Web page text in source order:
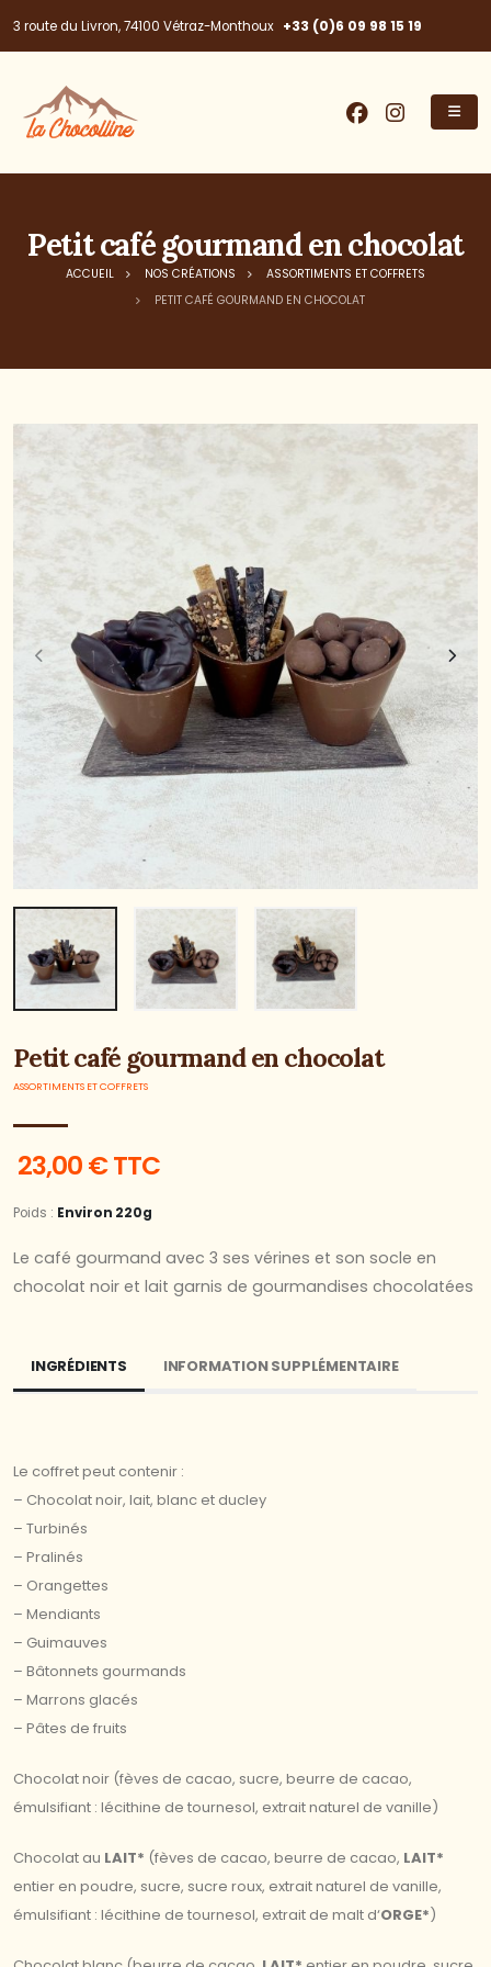
3 route du Livron, 74100 Vétraz-Monthoux +33 (0)6 09 98 15 19
Petit café gourmand en chocolat
ACCUEIL NOS CRÉATIONS
ASSORTIMENTS ET COFFRETS
PETIT CAFÉ GOURMAND EN CHOCOLAT
Petit café gourmand en chocolat
ASSORTIMENTS ET COFFRETS
23,00 € TTC
Poids : Environ 220g
Le café gourmand avec 3 ses vérines et son socle en
chocolat noir et lait garnis de gourmandises chocolatées
INGRÉDIENTS INFORMATION SUPPLÉMENTAIRE
Le coffret peut contenir :
– Chocolat noir, lait, blanc et ducley
– Turbinés
– Pralinés
– Orangettes
– Mendiants
– Guimauves
– Bâtonnets gourmands
– Marrons glacés
– Pâtes de fruits
Chocolat noir (fèves de cacao, sucre, beurre de cacao,
émulsifiant : lécithine de tournesol, extrait naturel de vanille)
Chocolat au LAIT* (fèves de cacao, beurre de cacao, LAIT*
entier en poudre, sucre, sucre roux, extrait naturel de vanille,
émulsifiant : lécithine de tournesol, extrait de malt d‘ORGE*)